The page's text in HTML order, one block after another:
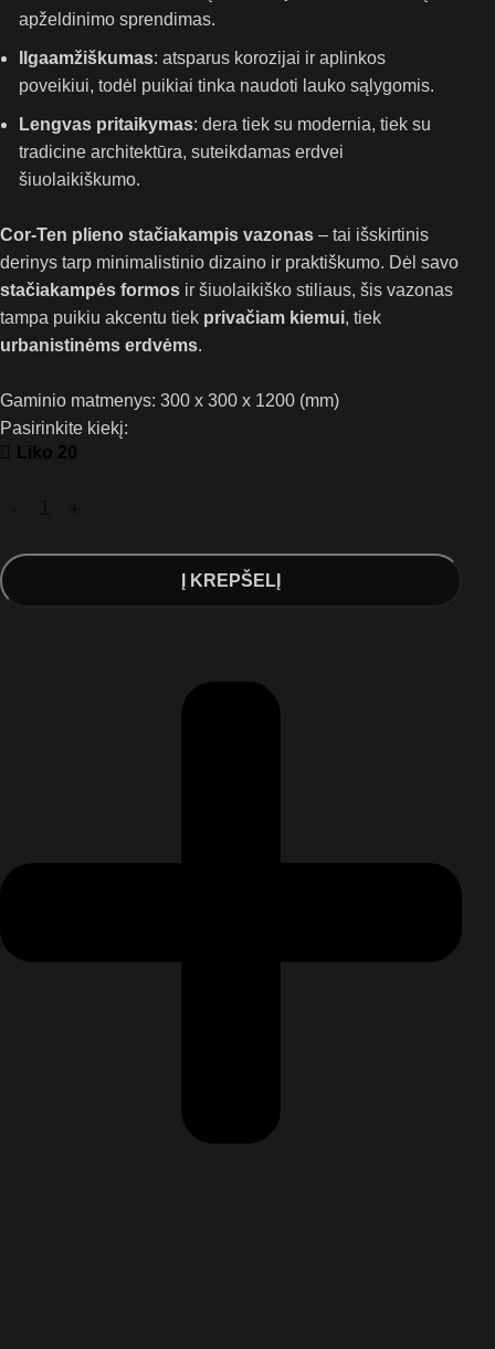
apželdinimo sprendimas.
Ilgaamžiškumas: atsparus korozijai ir aplinkos
poveikiui, todėl puikiai tinka naudoti lauko sąlygomis.
Lengvas pritaikymas: dera tiek su modernia, tiek su
tradicine architektūra, suteikdamas erdvei
šiuolaikiškumo.
Cor-Ten plieno stačiakampis vazonas – tai išskirtinis
derinys tarp minimalistinio dizaino ir praktiškumo. Dėl savo
stačiakampės formos ir šiuolaikiško stiliaus, šis vazonas
tampa puikiu akcentu tiek privačiam kiemui, tiek
urbanistinėms erdvėms.
Gaminio matmenys: 300 x 300 x 1200 (mm)
Pasirinkite kiekį:
Liko 20
Į KREPŠELĮ